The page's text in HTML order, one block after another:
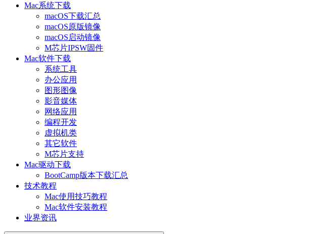
Mac系统下载
macOS下载汇总
macOS原版镜像
macOS启动镜像
M芯片IPSW固件
Mac软件下载
系统工具
办公应用
图形图像
影音媒体
网络应用
编程开发
虚拟机类
其它软件
M芯片支持
Mac驱动下载
BootCamp版本下载汇总
技术教程
Mac使用技巧教程
Mac软件安装教程
业界资讯